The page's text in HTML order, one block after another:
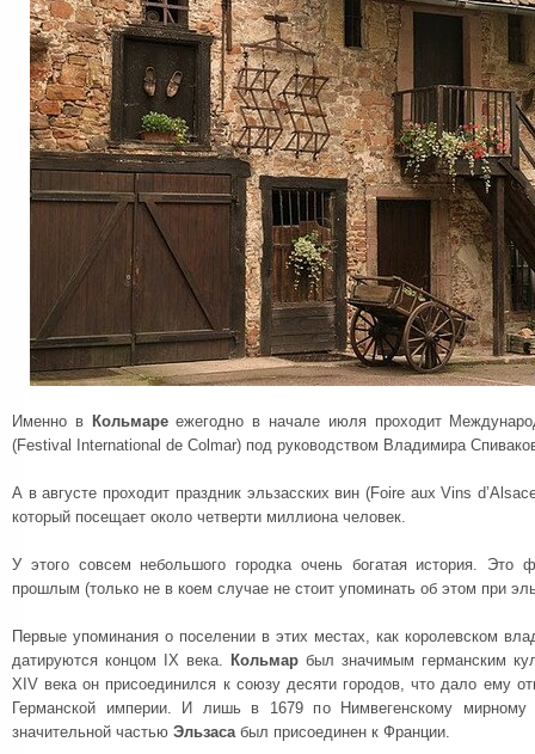
Именно в Кольмареежегодно в начале июля проходит
(Festival International de Colmar) под руководством Владимира
А в августе проходит праздник эльзасских вин (Foire aux Vins
который посещает около четверти миллиона человек.
У этого совсем небольшого городка очень богатая история. Это
прошлым (только не в коем случае не стоит упоминать об этом при
Первые упоминания о поселении в этих местах, как королевском
датируются концом IX века. Кольмар был значимым германским
XIV века он присоединился к союзу десяти городов, что дало ему
Германской империи. И лишь в 1679 по Нимвегенскому мирному
значительной частью Эльзасабыл присоединен к Франции.